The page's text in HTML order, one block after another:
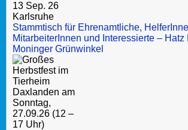
13 Sep. 26
Karlsruhe
Stammtisch für Ehrenamtliche,
MitarbeiterInnen und Interessierte – Hatz
Moninger Grünwinkel